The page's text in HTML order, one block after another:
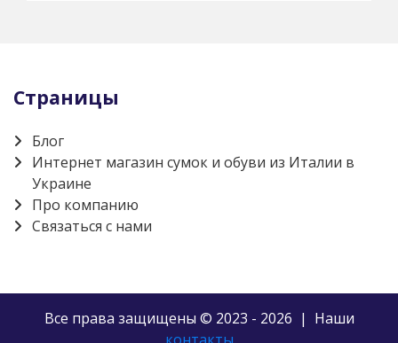
Страницы
Блог
Интернет магазин сумок и обуви из Италии в
Украине
Про компанию
Связаться с нами
Все права защищены © 2023 - 2026 | Наши